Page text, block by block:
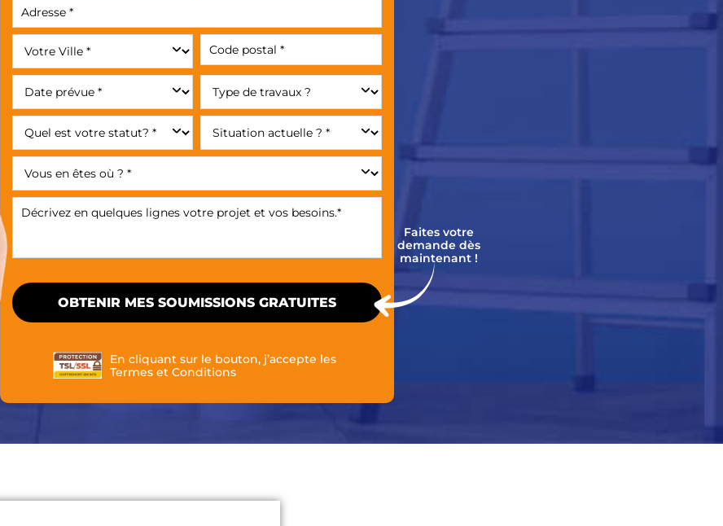
En cliquant sur le bouton, j’accepte les
Termes et Conditions
Faites votre
demande dès
maintenant !